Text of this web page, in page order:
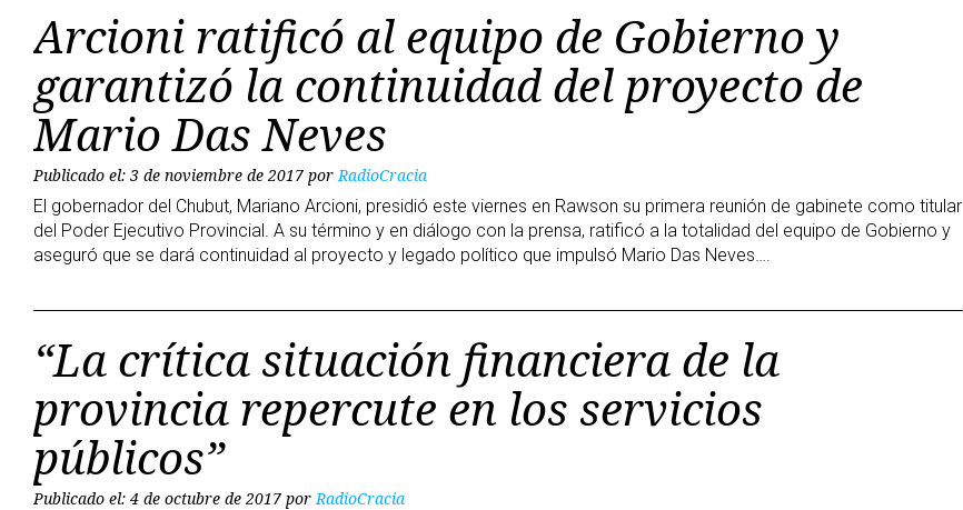
Arcioni ratificó al equipo de Gobierno y
garantizó la continuidad del proyecto de
Mario Das Neves
Publicado el: 3 de noviembre de 2017 porRadioCracia
El gobernador del Chubut, Mariano Arcioni, presidió este viernes en Rawson su primera reunión de gabinete como titular
del Poder Ejecutivo Provincial. A su término y en diálogo con la prensa, ratificó a la totalidad del equipo de Gobierno y
aseguró que se dará continuidad al proyecto y legado político que impulsó Mario Das Neves….
“La crítica situación financiera de la
provincia repercute en los servicios
públicos”
Publicado el: 4 de octubre de 2017 porRadioCracia